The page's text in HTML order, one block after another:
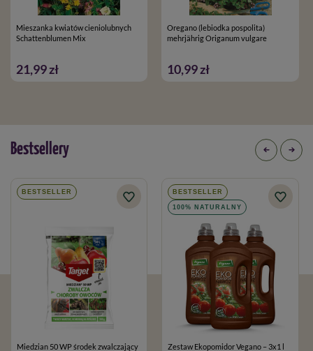
Mieszanka kwiatów cieniolubnych
Schattenblumen Mix
21,99 zł
Oregano (lebiodka pospolita)
mehrjährig Origanum vulgare
10,99 zł
Bestsellery
BESTSELLER
Miedzian 50 WP środek zwalczający
BESTSELLER
100% NATURALNY
Zestaw Ekopomidor Vegano – 3x1 l